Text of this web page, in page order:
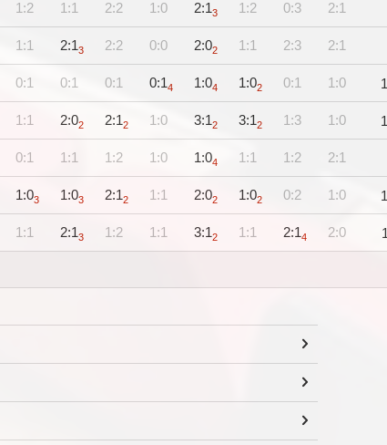
1:2 1:1 2:2 1:0 2:13 1:2 0:3 2:1
1:1 2:13 2:2 0:0 2:02 1:1 2:3 2:1
0:1 0:1 0:1 0:14 1:04 1:02 0:1 1:0
1:1 2:02 2:12 1:0 3:12 3:12 1:3 1:0
0:1 1:1 1:2 1:0 1:04 1:1 1:2 2:1
1:03 1:03 2:12 1:1 2:02 1:02 0:2 1:0
1:1 2:13 1:2 1:1 3:12 1:1 2:14 2:0